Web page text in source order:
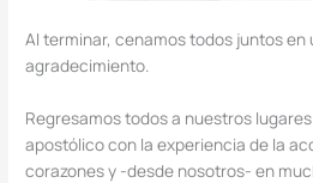
Al terminar, cenamos todos juntos en
agradecimiento.
Regresamos todos a nuestros
apostólico con la experiencia de la
corazones y -desde nosotros- en